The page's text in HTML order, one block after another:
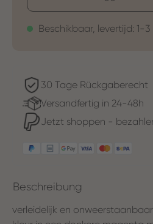
Beschikbaar, levertijd: 1-
30 Tage Rückgaberecht
Versandfertig in 24-48h
Jetzt shoppen -
Beschreibung
verleidelijk en